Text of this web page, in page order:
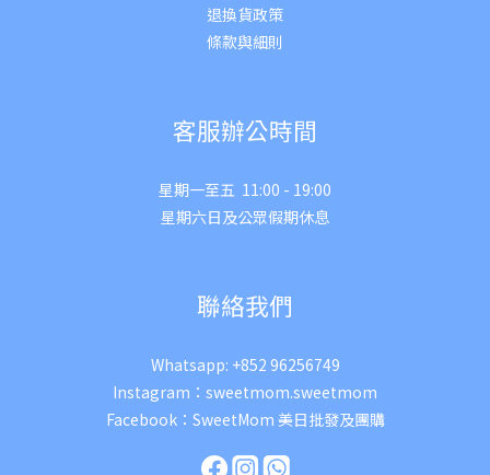
退換貨政策
條款與細則
客服辦公時間
星期一至五 11:00 - 19:00
星期六日及公眾假期休息
聯絡我們
Whatsapp: +852 96256749
Instagram： sweetmom.sweetmom
Facebook： SweetMom 美日批發及團購